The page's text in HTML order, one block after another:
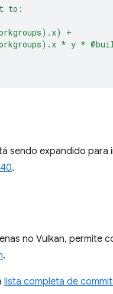
to:
+
* y *
sendo expandido para
.
no Vulkan, permite
.
lista completa de